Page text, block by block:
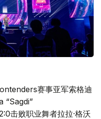
赛事亚军索格迪
“Sagdi”
击败职业舞者拉拉·格沃